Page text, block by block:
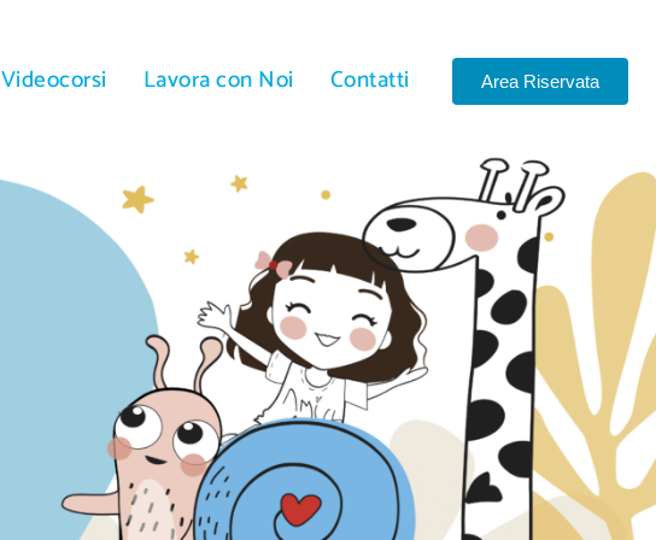
Videocorsi Lavora con Noi Contatti Area Riservata